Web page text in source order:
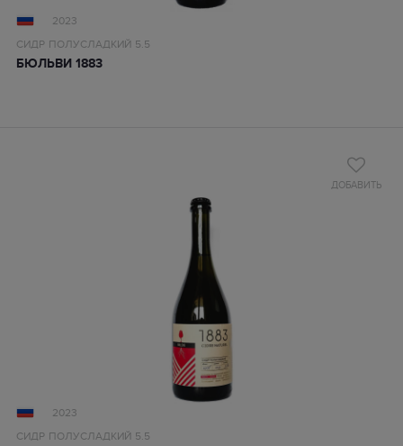
2023
СИДР ПОЛУСЛАДКИЙ 5.5
БЮЛЬВИ 1883
ДОБАВИТЬ
2023
СИДР ПОЛУСЛАДКИЙ 5.5